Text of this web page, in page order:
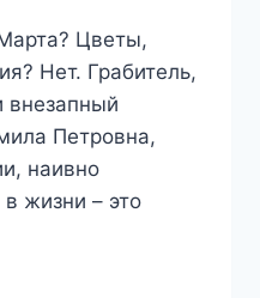
Цветы,
Нет. Грабитель,
внезапный
Петровна,
наивно
жизни – это